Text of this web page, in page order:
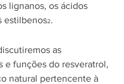
lignanos, os ácidos
estilbenos2.
as
e funções do resveratrol,
natural pertencente à